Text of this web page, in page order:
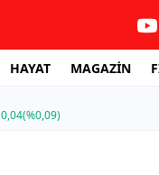
HAYAT MAGAZİN
0,04(%0,09)